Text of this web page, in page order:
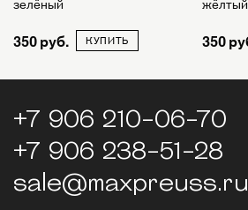
350 КУПИТЬ 350
+7 906 210-06-70
+7 906 238-51-28
sale@maxpreuss.ru